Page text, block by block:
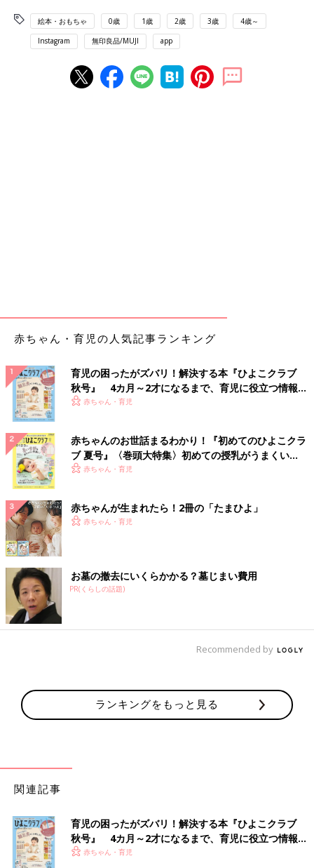
絵本・おもちゃ 0歳 1歳 2歳 3歳 4歳～
Instagram 無印良品/MUJI app
赤ちゃん・育児の人気記事ランキング
育児の困ったがズバリ！解決する本『ひよこクラブ
秋号』 4カ月～2才になるまで、育児に役立つ情報が
いっぱい！
赤ちゃん・育児
赤ちゃんのお世話まるわかり！『初めてのひよこクラ
ブ 夏号』〈巻頭大特集〉初めての授乳がうまくい
く！ おっぱい・ミルクの基本と夏のトラブル 解決テ
赤ちゃん・育児
赤ちゃんが生まれたら！2冊の「たまひよ」
赤ちゃん・育児
お墓の撤去にいくらかかる？墓じまい費用
PR(くらしの話題)
Recommended by
ランキングをもっと見る
関連記事
育児の困ったがズバリ！解決する本『ひよこクラブ
秋号』 4カ月～2才になるまで、育児に役立つ情報が
いっぱい！
赤ちゃん・育児